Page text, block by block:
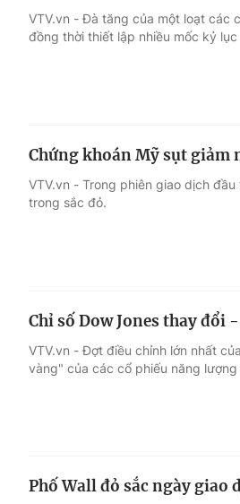
VTV.vn - Đà tăng của một loạt các
đồng thời thiết lập nhiều mốc kỷ
Chứng khoán Mỹ sụt giảm
VTV.vn - Trong phiên giao dịch
trong sắc đỏ.
Chỉ số Dow Jones thay đổi
VTV.vn - Đợt điều chỉnh lớn nhất
vàng" của các cổ phiếu năng lượng
Phố Wall đỏ sắc ngày